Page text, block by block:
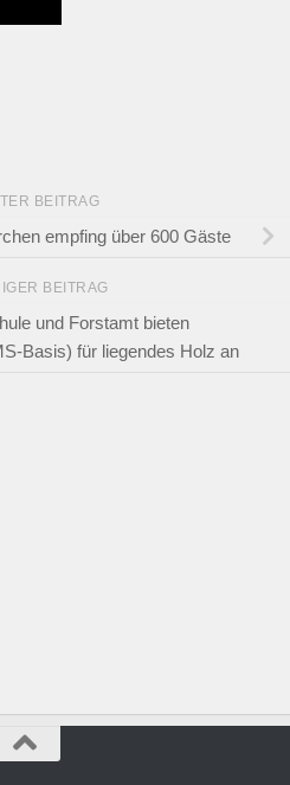
BEITRAG
empfing über 600 Gäste
BEITRAG
und Forstamt bieten
Basis) für liegendes Holz an